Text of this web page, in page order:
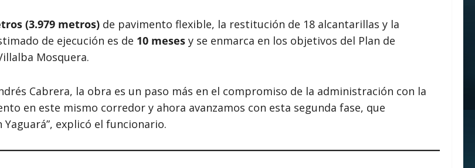
(3.979 metros) de pavimento flexible, la restitución de 18 alcantarillas y la
de ejecución es de 10 meses y se enmarca en los objetivos del Plan de
Mosquera.
Cabrera, la obra es un paso más en el compromiso de la administración con la
en este mismo corredor y ahora avanzamos con esta segunda fase, que
explicó el funcionario.